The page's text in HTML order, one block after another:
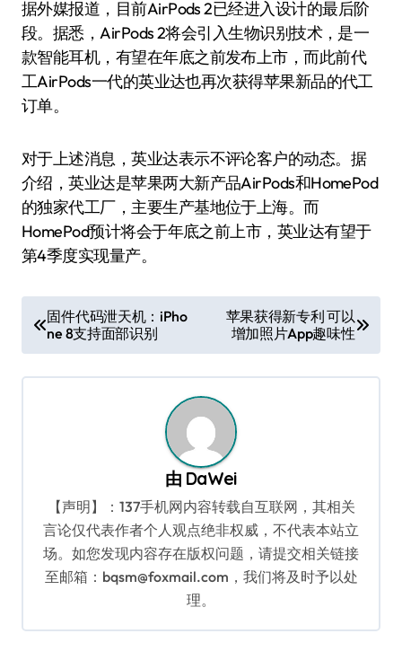
据外媒报道，目前AirPods 2已经进入设计的最后阶
段。据悉，AirPods 2将会引入生物识别技术，是一
款智能耳机，有望在年底之前发布上市，而此前代
工AirPods一代的英业达也再次获得苹果新品的代工
订单。
对于上述消息，英业达表示不评论客户的动态。据
介绍，英业达是苹果两大新产品AirPods和HomePod
的独家代工厂，主要生产基地位于上海。而
HomePod预计将会于年底之前上市，英业达有望于
第4季度实现量产。
章
导
固件代码泄天机：iPho
ne 8支持面部识别
苹果获得新专利 可以
增加照片App趣味性
由 DaWei
【声明】：137手机网内容转载自互联网，其相关
言论仅代表作者个人观点绝非权威，不代表本站立
场。如您发现内容存在版权问题，请提交相关链接
至邮箱：bqsm@foxmail.com，我们将及时予以处
理。